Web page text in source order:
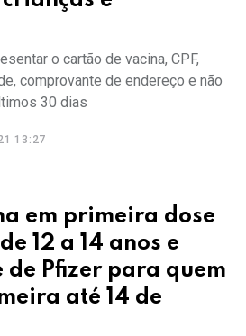
o cartão de vacina, CPF,
comprovante de endereço e não
30 dias
13:27
em primeira dose
12 a 14 anos e
de Pfizer para quem
até 14 de